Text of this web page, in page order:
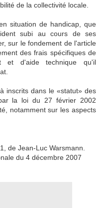
de la collectivité locale.
situation de handicap, que
subi au cours de ses
sur le fondement de l'article
des frais spécifiques de
et d'aide technique qu'il
inscrits dans le «statut» des
la loi du 27 février 2002
notamment sur les aspects
de Jean-Luc Warsmann.
du 4 décembre 2007